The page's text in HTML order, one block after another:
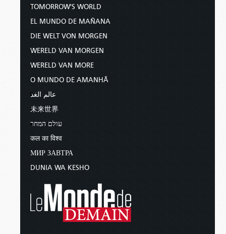
TOMORROW'S WORLD
EL MUNDO DE MAÑANA
DIE WELT VON MORGEN
WERELD VAN MORGEN
WERELD VAN MORE
O MUNDO DE AMANHÃ
عالم الغد
未来世界
עולם המחר
कल का विश्व
МИР ЗАВТРА
DUNIA WA KESHO